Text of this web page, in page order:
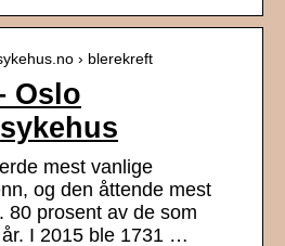
› blerekreft
Oslo
mest vanlige
og den åttende mest
80 prosent av de som
I 2015 ble 1731 …